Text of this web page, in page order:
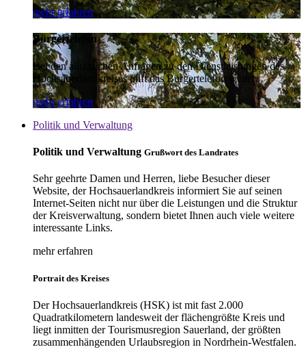
mehr erfahren
Bürgertelefon
Bei den alltäglichen Anfragen zu den Dienstleistungen des
Hochsauerlandkreises hilft das Bürgertelefon weiter.
mehr erfahren
Politik und Verwaltung
Politik und Verwaltung Grußwort des Landrates
Sehr geehrte Damen und Herren, liebe Besucher dieser
Website, der Hochsauerlandkreis informiert Sie auf seinen
Internet-Seiten nicht nur über die Leistungen und die Struktur
der Kreisverwaltung, sondern bietet Ihnen auch viele weitere
interessante Links.
mehr erfahren
Portrait des Kreises
Der Hochsauerlandkreis (HSK) ist mit fast 2.000
Quadratkilometern landesweit der flächengrößte Kreis und
liegt inmitten der Tourismusregion Sauerland, der größten
zusammenhängenden Urlaubsregion in Nordrhein-Westfalen.